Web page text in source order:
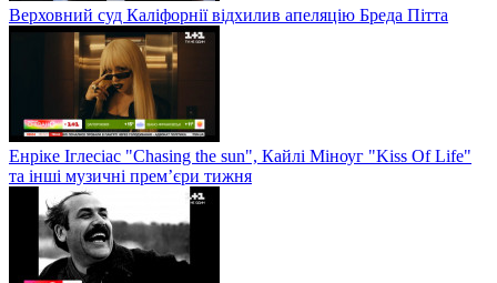
Верховний суд Каліфорнії відхилив апеляцію Бреда Пітта
Енріке Іглесіас "Chasing the sun", Кайлі Міноуг "Kiss Of Life"
та інші музичні прем’єри тижня